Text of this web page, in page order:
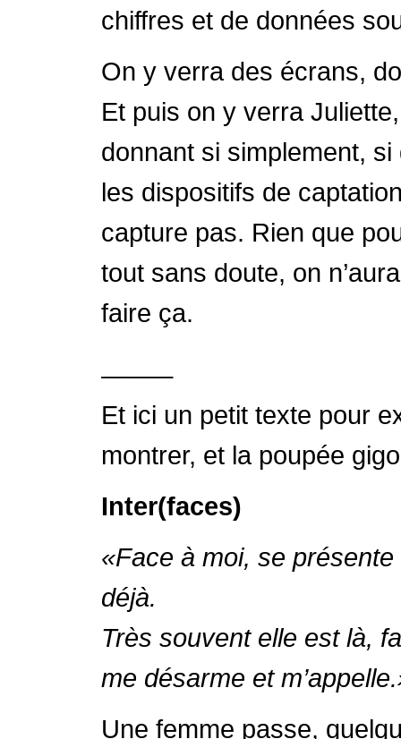
chiffres et de données
On y verra des écrans,
Et puis on y verra
donnant si simplement,
les dispositifs de
capture pas. Rien que
tout sans doute, on
faire ça.
Et ici un petit texte pour
montrer, et la poupée
Inter(faces)
«Face à moi, se
déjà.
Très souvent elle est là,
me désarme et
Une femme passe,